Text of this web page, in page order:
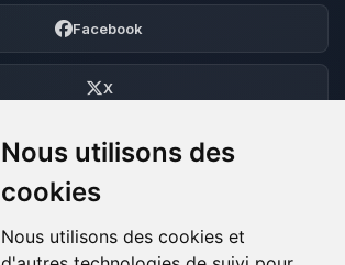
Nous utilisons des
cookies
Nous utilisons des cookies et
Facebook
X
Discord
Forum